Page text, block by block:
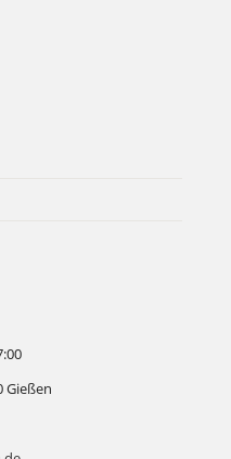
Gießen